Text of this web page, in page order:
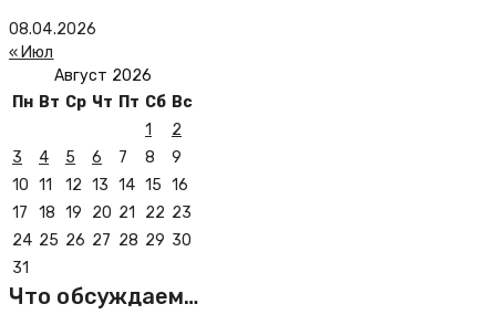
08.04.2026
« Июл
Август 2026
Пн Вт Ср Чт Пт Сб Вс
1
2
3
4 5 6 7 8
9
10 11 12 13 14 15 16
17
18 19 20 21 22 23
24 25 26 27 28 29 30
31
Что обсуждаем…